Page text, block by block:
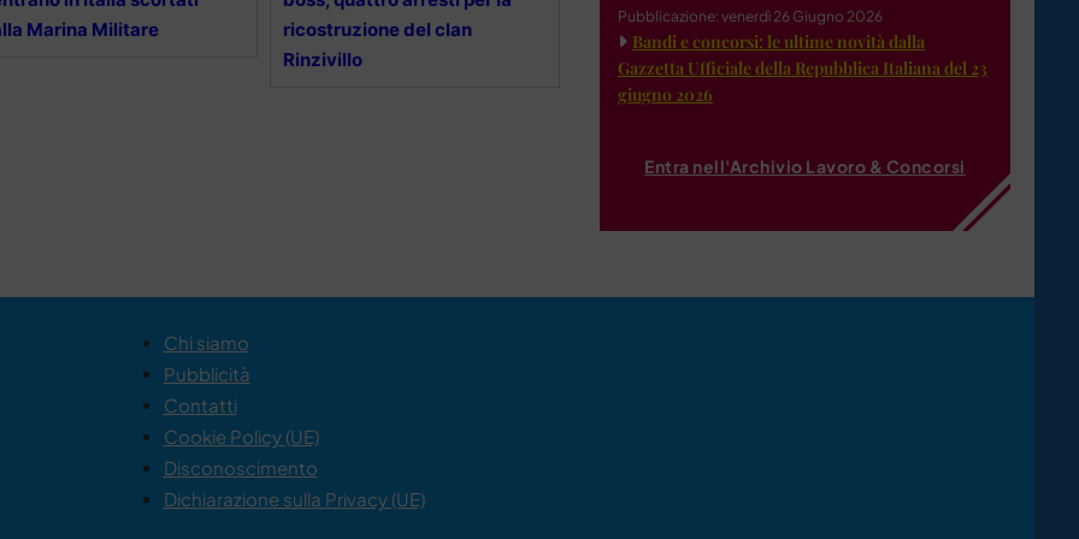
Marina Militare
ricostruzione del clan
Rinzivillo
Pubblicazione: venerdì 26 Giugno 2026
Bandi e concorsi: le ultime novità dalla
Gazzetta Ufficiale della Repubblica Italiana del 23
giugno 2026
Entra nell'Archivio Lavoro & Concorsi
Chi siamo
Pubblicità
Contatti
Cookie Policy (UE)
Disconoscimento
Dichiarazione sulla Privacy (UE)